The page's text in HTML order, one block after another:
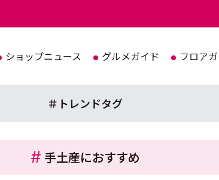
ショップニュース グルメガイド フロア
＃トレンドタグ
手土産におすすめ